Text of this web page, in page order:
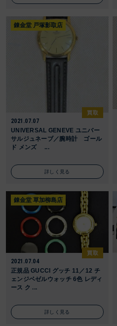
錬金堂 戸塚影取店
買取
2021.07.07
UNIVERSAL GENEVE ユニバー
サルジュネーブ／腕時計 ゴール
ド メンズ ...
詳しく見る
錬金堂 草加柳島店
買取
2021.07.04
正規品 GUCCI グッチ 11／12 チ
ェンジベゼルウォッチ 6色 レディ
ース ク ...
詳しく見る